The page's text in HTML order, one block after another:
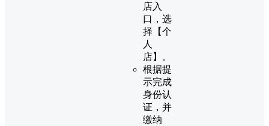
店入
口，选
择【个
人
店】。
根据提
示完成
身份认
证，并
缴纳